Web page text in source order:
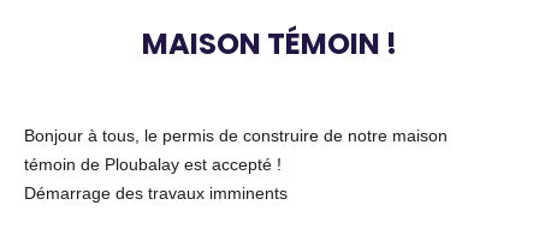
MAISON TÉMOIN !
Body
Bonjour à tous, le permis de construire de notre maison
témoin de Ploubalay est accepté !
Démarrage des travaux imminents